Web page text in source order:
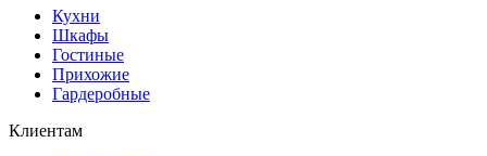
Кухни
Шкафы
Гостиные
Прихожие
Гардеробные
Клиентам